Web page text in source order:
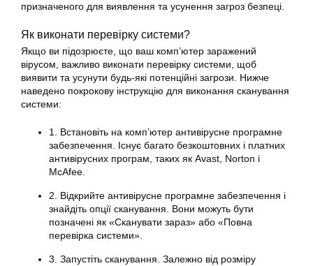
призначеного для виявлення та усунення загроз безпеці.
Як виконати перевірку системи?
Якщо ви підозрюєте, що ваш комп’ютер заражений
вірусом, важливо виконати перевірку системи, щоб
виявити та усунути будь-які потенційні загрози. Нижче
наведено покрокову інструкцію для виконання сканування
системи:
1. Встановіть на комп’ютер антивірусне програмне
забезпечення. Існує багато безкоштовних і платних
антивірусних програм, таких як Avast, Norton і
McAfee.
2. Відкрийте антивірусне програмне забезпечення і
знайдіть опції сканування. Вони можуть бути
позначені як «Сканувати зараз» або «Повна
перевірка системи».
3. Запустіть сканування. Залежно від розміру